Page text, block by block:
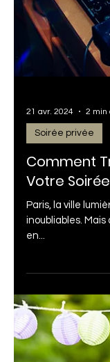
1 juin 2024 2 min
Société et
Célébrez la